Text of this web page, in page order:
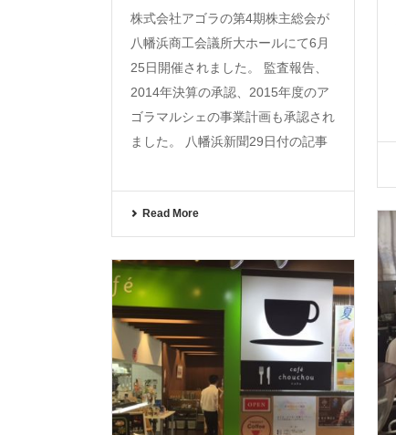
株式会社アゴラの第4期株主総会が
八幡浜商工会議所大ホールにて6月
25日開催されました。 監査報告、
2014年決算の承認、2015年度のア
ゴラマルシェの事業計画も承認され
ました。 八幡浜新聞29日付の記事
Read More